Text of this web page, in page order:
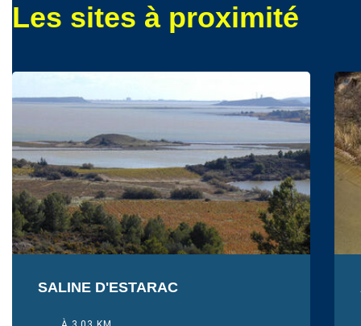
Les sites à proximité
SALINE D'ESTARAC